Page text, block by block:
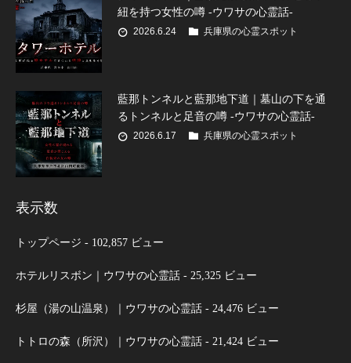
紐を持つ女性の噂 -ウワサの心霊話-
2026.6.24 兵庫県の心霊スポット
藍那トンネルと藍那地下道｜墓山の下を通
るトンネルと足音の噂 -ウワサの心霊話-
2026.6.17 兵庫県の心霊スポット
表示数
トップページ - 102,857 ビュー
ホテルリスボン｜ウワサの心霊話 - 25,325 ビュー
杉屋（湯の山温泉）｜ウワサの心霊話 - 24,476 ビュー
トトロの森（所沢）｜ウワサの心霊話 - 21,424 ビュー